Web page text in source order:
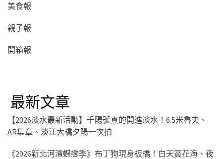
美食報
親子報
開箱報
最新文章
【2026淡水最新活動】千陽號真的開進淡水！6.5米魯夫、
AR集章、淡江大橋夕陽一次拍
《2026新北河濱蝶戀季》布丁狗現身板橋！白天賞花海、夜